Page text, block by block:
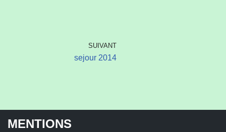
SUIVANT
sejour 2014
MENTIONS